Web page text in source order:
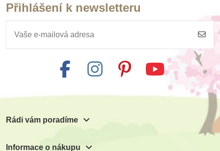
Přihlášení k newsletteru
Rádi vám poradíme
Informace o nákupu